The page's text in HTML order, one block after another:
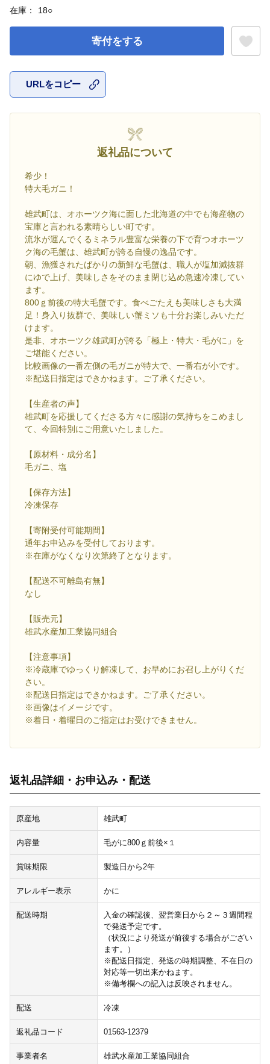
在庫： 18○
寄付をする
URLをコピー
返礼品について
希少！
特大毛ガニ！
雄武町は、オホーツク海に面した北海道の中でも海産物の
宝庫と言われる素晴らしい町です。
流氷が運んでくるミネラル豊富な栄養の下で育つオホーツ
ク海の毛蟹は、雄武町が誇る自慢の逸品です。
朝、漁獲されたばかりの新鮮な毛蟹は、職人が塩加減抜群
にゆで上げ、美味しさをそのまま閉じ込め急速冷凍してい
ます。
800ｇ前後の特大毛蟹です。食べごたえも美味しさも大満
足！身入り抜群で、美味しい蟹ミソも十分お楽しみいただ
けます。
是非、オホーツク雄武町が誇る「極上・特大・毛がに」を
ご堪能ください。
比較画像の一番左側の毛ガニが特大で、一番右が小です。
※配送日指定はできかねます。ご了承ください。
【生産者の声】
雄武町を応援してくださる方々に感謝の気持ちをこめまし
て、今回特別にご用意いたしました。
【原材料・成分名】
毛ガニ、塩
【保存方法】
冷凍保存
【寄附受付可能期間】
通年お申込みを受付しております。
※在庫がなくなり次第終了となります。
【配送不可離島有無】
なし
【販売元】
雄武水産加工業協同組合
【注意事項】
※冷蔵庫でゆっくり解凍して、お早めにお召し上がりくだ
さい。
※配送日指定はできかねます。ご了承ください。
※画像はイメージです。
※着日・着曜日のご指定はお受けできません。
返礼品詳細・お申込み・配送
原産地 雄武町
内容量 毛がに800ｇ前後×１
賞味期限 製造日から2年
アレルギー表示 かに
配送時期
入金の確認後、翌営業日から２～３週間程
で発送予定です。
（状況により発送が前後する場合がござい
ます。）
※配送日指定、発送の時期調整、不在日の
対応等一切出来かねます。
※備考欄への記入は反映されません。
配送 冷凍
返礼品コード 01563-12379
事業者名 雄武水産加工業協同組合